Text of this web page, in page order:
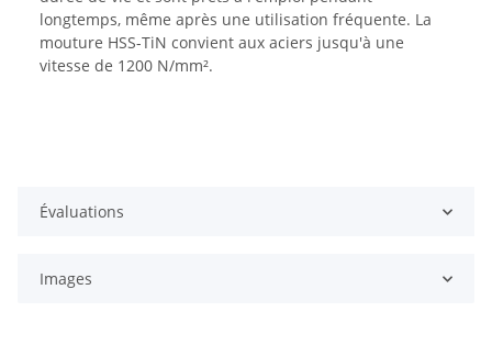
longtemps, même après une utilisation fréquente. La
mouture HSS-TiN convient aux aciers jusqu'à une
vitesse de 1200 N/mm².
Évaluations
Images